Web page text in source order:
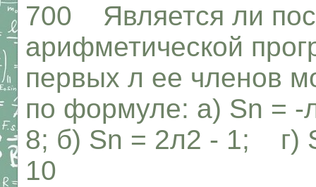
700 Является ли
арифметической
первых л ее членов
по формуле: а) Sn =
8; б) Sn = 2л2 - 1; г)
10